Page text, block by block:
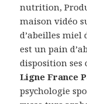
nutrition,
maison vidéo
d’abeilles miel
est un pain
disposition ses
Ligne France
psychologie